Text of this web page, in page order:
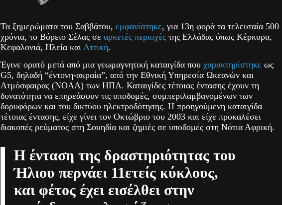
Τα ξημερώματα του Σαββάτου,εμφανίστηκε, για 13η φορά τα τελευταία 500
χρόνια, το Βόρειο Σέλας σεαρκετές περιοχές της Ελλάδας όπως Κέρκυρα,
Κεφαλονιά, Ηλεία και Αττική.
Έγινε ορατό μετά από μια γεωμαγνητική καταιγίδα πουχαρακτηρίστηκε ως
G5, δηλαδή “έντονη-ακραία”, από την Εθνική Υπηρεσία Ωκεανών και
Ατμόσφαιρας (NOAA) των ΗΠΑ. Καταιγίδες τέτοιας έντασης έχουν τη
δυνατότητα να επηρεάσουν τις υποδομές, συμπεριλαμβανομένων των
δορυφόρων και του δικτύου ηλεκτροδότησης. Η προηγούμενη καταιγίδα
τέτοιας έντασης, είχε γίνει τον Οκτώβριο του 2003 και είχε προκαλέσει
διακοπές ρεύματος στη Σουηδία και ζημιές σε υποδομές στη Νότια Αφρική.
Η ένταση της δραστηριότητας του
Ήλιου περνάει 11ετείς κύκλους,
και φέτος έχει εισέλθει στην